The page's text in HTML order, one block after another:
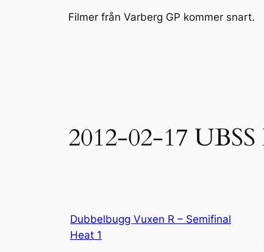
Filmer från Varberg GP kommer snart.
2012-02-17
Dubbelbugg Vuxen R – Semifinal
Heat 1